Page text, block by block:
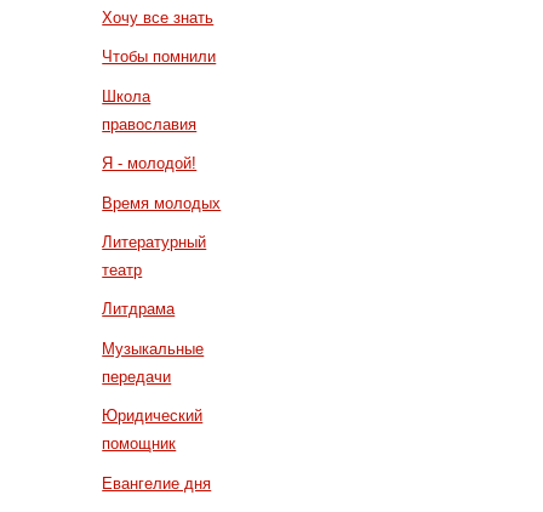
Хочу все знать
Чтобы помнили
Школа
православия
Я - молодой!
Время молодых
Литературный
театр
Литдрама
Музыкальные
передачи
Юридический
помощник
Евангелие дня